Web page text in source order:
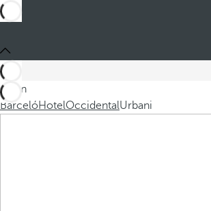
Sei in
BarcelóHotelOccidentalUrbani